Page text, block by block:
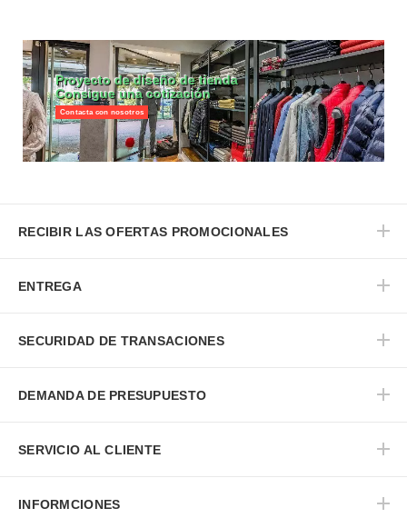
Proyecto de diseño de tienda
Consigue una cotización
Contacta con nosotros
RECIBIR LAS OFERTAS PROMOCIONALES
ENTREGA
SECURIDAD DE TRANSACIONES
DEMANDA DE PRESUPUESTO
SERVICIO AL CLIENTE
INFORMCIONES